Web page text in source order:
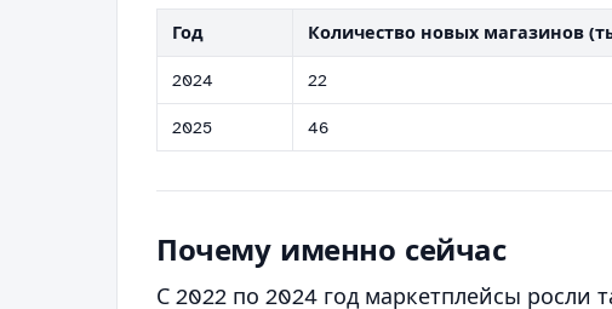
Год Количество новых магазинов
2024 22
2025 46
Почему именно сейчас
С 2022 по 2024 год маркетплейсы росли